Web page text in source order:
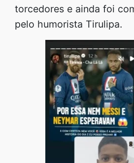
torcedores e ainda foi
pelo humorista Tirulipa.